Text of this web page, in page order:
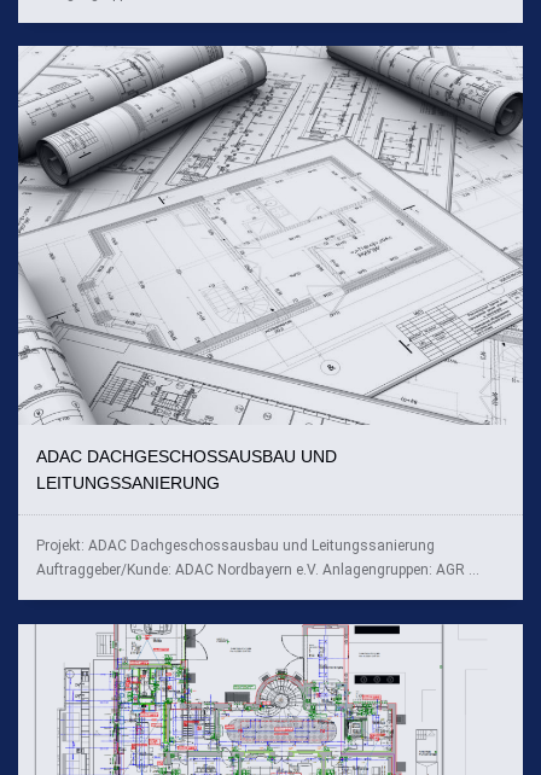
ADAC DACHGESCHOSSAUSBAU UND
LEITUNGSSANIERUNG
Projekt: ADAC Dachgeschossausbau und Leitungssanierung
Auftraggeber/Kunde: ADAC Nordbayern e.V. Anlagengruppen: AGR ...